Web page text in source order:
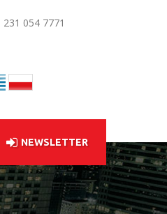
231 054 7771
NEWSLETTER